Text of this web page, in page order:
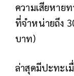
ความเสียหาย
ที่จำหน่ายถึง
บาท)
ล่าสุดมีปะทะเ